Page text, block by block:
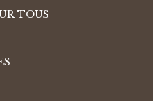
TOUS